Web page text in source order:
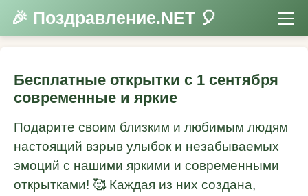
🎉 Поздравление.NET 🎈
Бесплатные открытки с 1 сентября
современные и яркие
Подарите своим близким и любимым людям
настоящий взрыв улыбок и незабываемых
эмоций с нашими яркими и современными
открытками! 🥰 Каждая из них создана,